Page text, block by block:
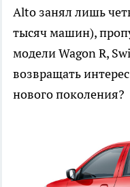
Alto занял лишь
тысяч машин),
модели Wagon R,
возвращать
нового поколения?